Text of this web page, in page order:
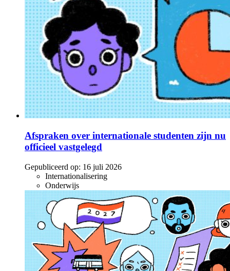
Afspraken over internationale studenten zijn nu
officieel vastgelegd
Gepubliceerd op: 16 juli 2026
Internationalisering
Onderwijs